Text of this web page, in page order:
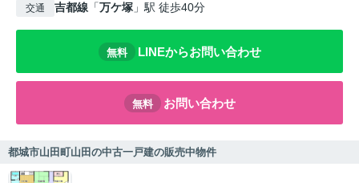
交通 吉都線 「万ケ塚 」駅 徒歩40分
無料 LINEからお問い合わせ
無料 お問い合わせ
都城市山田町山田の中古一戸建の販売中物件